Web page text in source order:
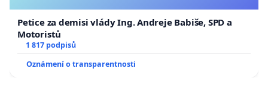
Petice za demisi vlády Ing. Andreje Babiše, SPD a
Motoristů
1 817 podpisů
Oznámení o transparentnosti